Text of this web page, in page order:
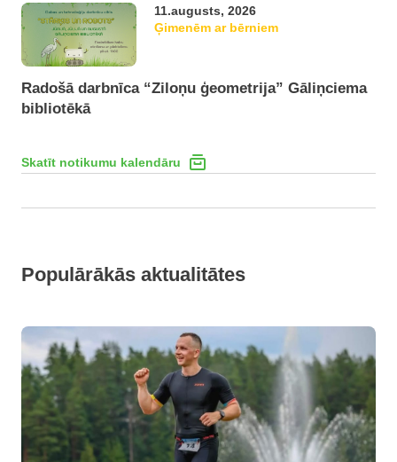
11.augusts, 2026
Ģimenēm ar bērniem
Radošā darbnīca “Ziloņu ģeometrija” Gāliņciema
bibliotēkā
Skatīt notikumu kalendāru
Populārākās aktualitātes